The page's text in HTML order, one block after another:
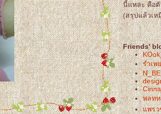
นี้แหละ คือตั
(สรุปแล้วเห
Friends'
รำเพ
พลท
พรว